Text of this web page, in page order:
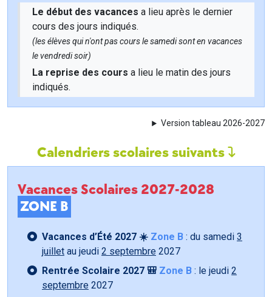
Le début des vacances a lieu après le dernier
cours des jours indiqués.
(les élèves qui n'ont pas cours le samedi sont en vacances
le vendredi soir)
La reprise des cours a lieu le matin des jours
indiqués.
Version tableau 2026-2027
Calendriers scolaires suivants
Vacances Scolaires 2027-2028
ZONE B
Vacances d’Été 2027 ☀️ Zone B : du samedi 3
juillet au jeudi 2 septembre 2027
Rentrée Scolaire 2027 🎒 Zone B : le jeudi 2
septembre 2027